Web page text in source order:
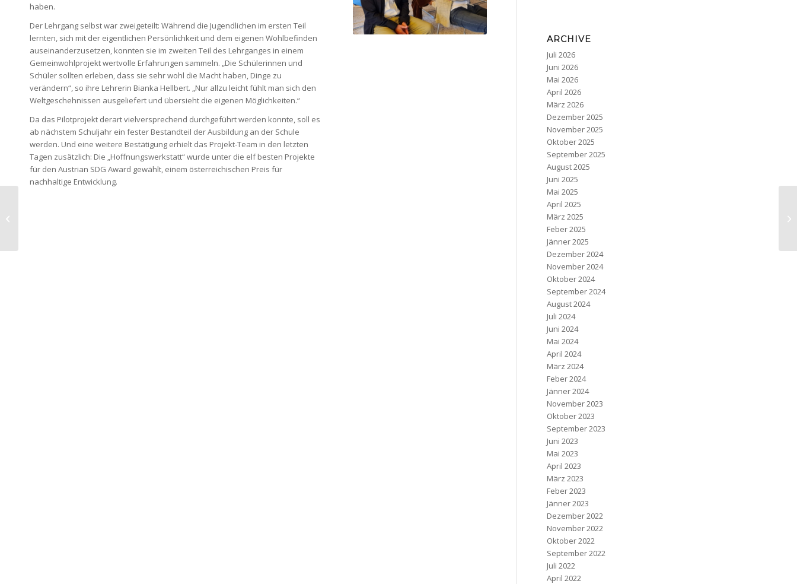
haben.
Der Lehrgang selbst war zweigeteilt: Während die Jugendlichen im ersten Teil
lernten, sich mit der eigentlichen Persönlichkeit und dem eigenen Wohlbefinden
auseinanderzusetzen, konnten sie im zweiten Teil des Lehrganges in einem
Gemeinwohlprojekt wertvolle Erfahrungen sammeln. „Die Schülerinnen und
Schüler sollten erleben, dass sie sehr wohl die Macht haben, Dinge zu
verändern“, so ihre Lehrerin Bianka Hellbert. „Nur allzu leicht fühlt man sich den
Weltgeschehnissen ausgeliefert und übersieht die eigenen Möglichkeiten.“
Da das Pilotprojekt derart vielversprechend durchgeführt werden konnte, soll es
ab nächstem Schuljahr ein fester Bestandteil der Ausbildung an der Schule
werden. Und eine weitere Bestätigung erhielt das Projekt-Team in den letzten
Tagen zusätzlich: Die „Hoffnungswerkstatt“ wurde unter die elf besten Projekte
für den Austrian SDG Award gewählt, einem österreichischen Preis für
nachhaltige Entwicklung.
ARCHIVE
Juli 2026
Juni 2026
Mai 2026
April 2026
März 2026
Dezember 2025
November 2025
Oktober 2025
September 2025
August 2025
Juni 2025
Mai 2025
April 2025
März 2025
Feber 2025
Jänner 2025
Dezember 2024
November 2024
Oktober 2024
September 2024
August 2024
Juli 2024
Juni 2024
Mai 2024
April 2024
März 2024
Feber 2024
Jänner 2024
November 2023
Oktober 2023
September 2023
Juni 2023
Mai 2023
April 2023
März 2023
Feber 2023
Jänner 2023
Dezember 2022
November 2022
Oktober 2022
September 2022
Juli 2022
April 2022